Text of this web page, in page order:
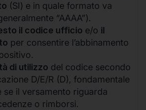
(SI) e in quale formato va
“AAAA”).
il codice ufficio e/o il
per consentire l’abbinamento
di utilizzo del codice secondo
D/E/R (D), fondamentale
se il versamento riguarda
o rimborsi.